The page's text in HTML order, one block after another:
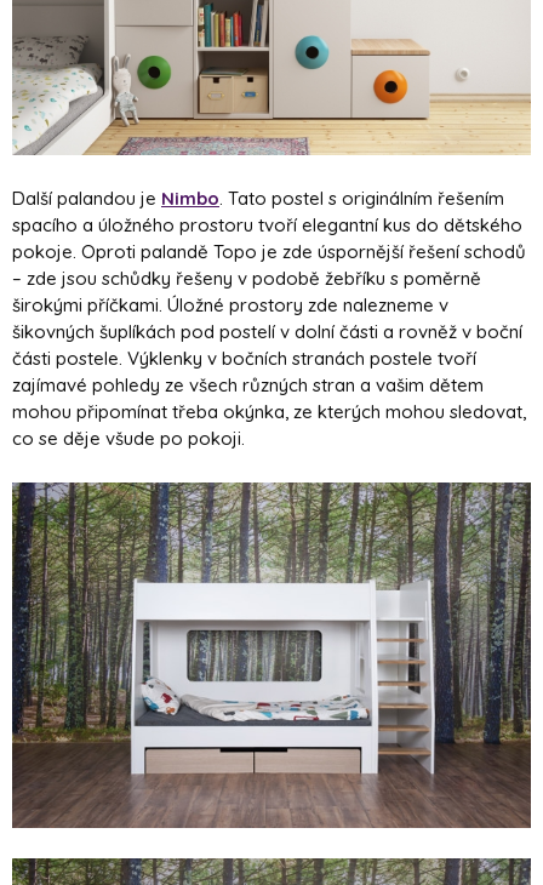
Další palandou je Nimbo. Tato postel s originálním řešením
spacího a úložného prostoru tvoří elegantní kus do dětského
pokoje. Oproti palandě Topo je zde úspornější řešení schodů
– zde jsou schůdky řešeny v podobě žebříku s poměrně
širokými příčkami. Úložné prostory zde nalezneme v
šikovných šuplíkách pod postelí v dolní části a rovněž v boční
části postele. Výklenky v bočních stranách postele tvoří
zajímavé pohledy ze všech různých stran a vašim dětem
mohou připomínat třeba okýnka, ze kterých mohou sledovat,
co se děje všude po pokoji.